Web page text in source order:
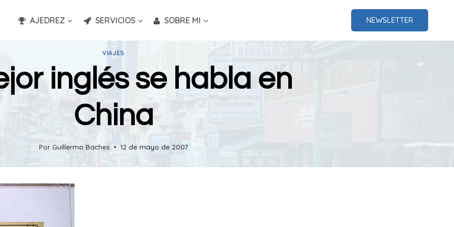
AJEDREZ SERVICIOS SOBRE MI NEWSLETTER
VIAJES
inglés se habla en
China
Por Guillermo Baches 12 de mayo de 2007